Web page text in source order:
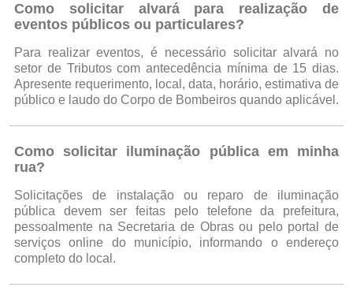
Como solicitar alvará para realização de
eventos públicos ou particulares?
Para realizar eventos, é necessário solicitar alvará no
setor de Tributos com antecedência mínima de 15 dias.
Apresente requerimento, local, data, horário, estimativa de
público e laudo do Corpo de Bombeiros quando aplicável.
Como solicitar iluminação pública em minha
rua?
Solicitações de instalação ou reparo de iluminação
pública devem ser feitas pelo telefone da prefeitura,
pessoalmente na Secretaria de Obras ou pelo portal de
serviços online do município, informando o endereço
completo do local.